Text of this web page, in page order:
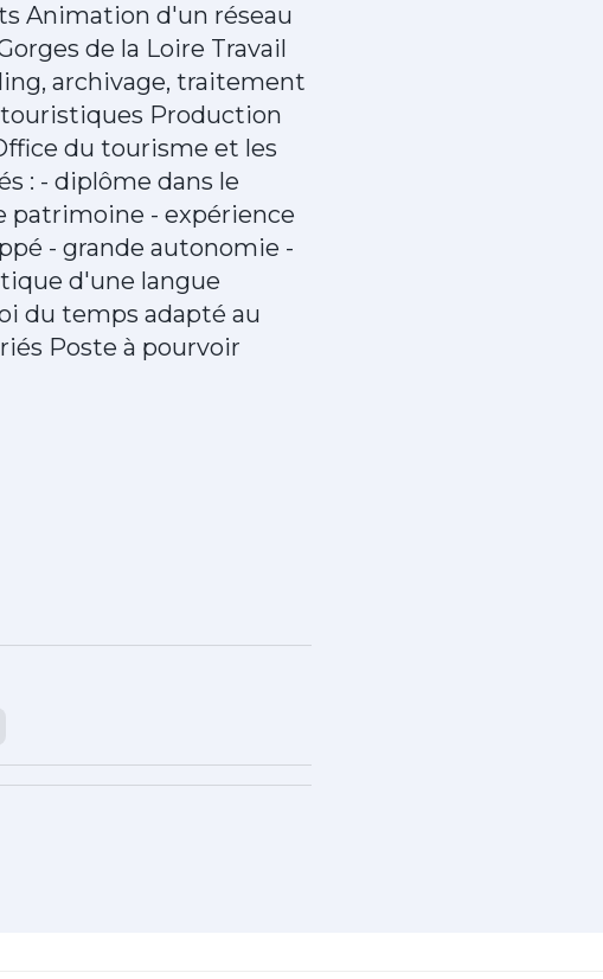
Animation d'un réseau
de la Loire Travail
archivage, traitement
Production
du tourisme et les
: - diplôme dans le
patrimoine - expérience
- grande autonomie -
d'une langue
du temps adapté au
Poste à pourvoir